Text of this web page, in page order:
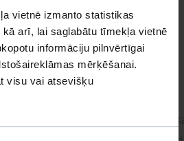
vietnē izmanto statistikas
arī, lai saglabātu tīmekļa vietnē
informāciju pilnvērtīgai
mērķēšanai.
visu vai atsevišķu
uz jebkuru Jūsu jautājumu